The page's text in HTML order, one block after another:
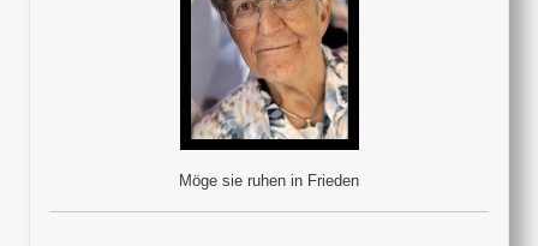
Möge sie ruhen in Frieden